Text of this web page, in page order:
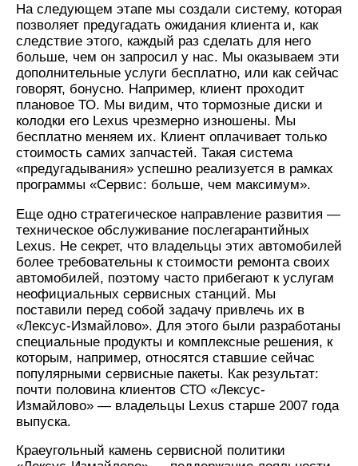
На следующем этапе мы создали систему, которая
позволяет предугадать ожидания клиента и, как
следствие этого, каждый раз сделать для него
больше, чем он запросил у нас. Мы оказываем эти
дополнительные услуги бесплатно, или как сейчас
говорят, бонусно. Например, клиент проходит
плановое ТО. Мы видим, что тормозные диски и
колодки его Lexus чрезмерно изношены. Мы
бесплатно меняем их. Клиент оплачивает только
стоимость самих запчастей. Такая система
«предугадывания» успешно реализуется в рамках
программы «Сервис: больше, чем максимум».
Еще одно стратегическое направление развития —
техническое обслуживание послегарантийных
Lexus. Не секрет, что владельцы этих автомобилей
более требовательны к стоимости ремонта своих
автомобилей, поэтому часто прибегают к услугам
неофициальных сервисных станций. Мы
поставили перед собой задачу привлечь их в
«Лексус-Измайлово». Для этого были разработаны
специальные продукты и комплексные решения, к
которым, например, относятся ставшие сейчас
популярными сервисные пакеты. Как результат:
почти половина клиентов СТО «Лексус-
Измайлово» — владельцы Lexus старше 2007 года
выпуска.
Краеугольный камень сервисной политики